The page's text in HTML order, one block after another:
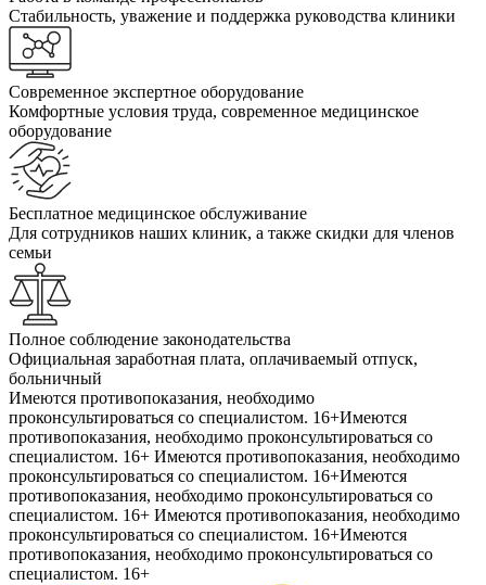
Стабильность, уважение и поддержка руководства клиники
Современное экспертное оборудование
Комфортные условия труда, современное медицинское
оборудование
Бесплатное медицинское обслуживание
Для сотрудников наших клиник, а также скидки для членов
семьи
Полное соблюдение законодательства
Официальная заработная плата, оплачиваемый отпуск,
больничный
Имеются противопоказания, необходимо
проконсультироваться со специалистом. 16+Имеются
противопоказания, необходимо проконсультироваться со
специалистом. 16+ Имеются противопоказания, необходимо
проконсультироваться со специалистом. 16+Имеются
противопоказания, необходимо проконсультироваться со
специалистом. 16+ Имеются противопоказания, необходимо
проконсультироваться со специалистом. 16+Имеются
противопоказания, необходимо проконсультироваться со
специалистом. 16+